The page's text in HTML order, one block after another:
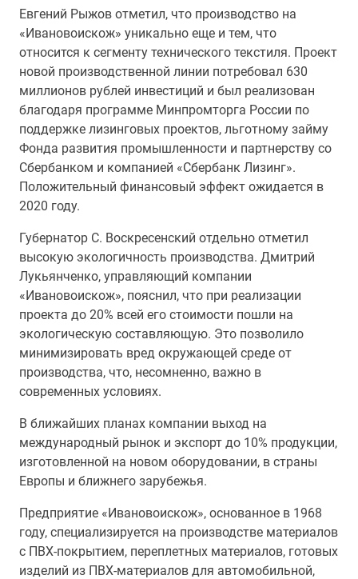
Евгений Рыжов отметил, что производство на
«Ивановоискож» уникально еще и тем, что
относится к сегменту технического текстиля. Проект
новой производственной линии потребовал 630
миллионов рублей инвестиций и был реализован
благодаря программе Минпромторга России по
поддержке лизинговых проектов, льготному займу
Фонда развития промышленности и партнерству со
Сбербанком и компанией «Сбербанк Лизинг».
Положительный финансовый эффект ожидается в
2020 году.
Губернатор С. Воскресенский отдельно отметил
высокую экологичность производства. Дмитрий
Лукьянченко, управляющий компании
«Ивановоискож», пояснил, что при реализации
проекта до 20% всей его стоимости пошли на
экологическую составляющую. Это позволило
минимизировать вред окружающей среде от
производства, что, несомненно, важно в
современных условиях.
В ближайших планах компании выход на
международный рынок и экспорт до 10% продукции,
изготовленной на новом оборудовании, в страны
Европы и ближнего зарубежья.
Предприятие «Ивановоискож», основанное в 1968
году, специализируется на производстве материалов
с ПВХ-покрытием, переплетных материалов, готовых
изделий из ПВХ-материалов для автомобильной,